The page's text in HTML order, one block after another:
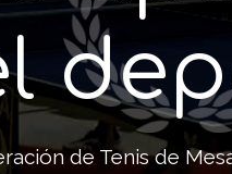
de Tenis de